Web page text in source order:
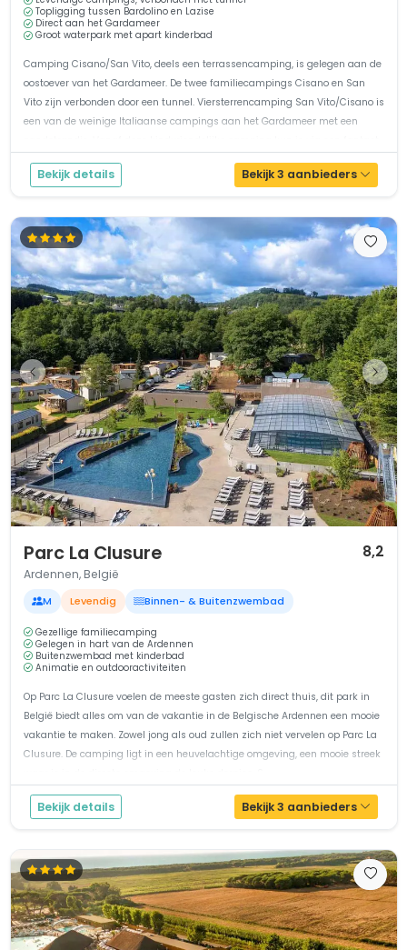
Topligging tussen Bardolino en Lazise
Direct aan het Gardameer
Groot waterpark met apart kinderbad
Camping Cisano/San Vito, deels een terrassencamping, is gelegen aan de
oostoever van het Gardameer. De twee familiecampings Cisano en San
Vito zijn verbonden door een tunnel. Viersterrencamping San Vito/Cisano is
een van de weinige Italiaanse campings aan het Gardameer met een
Bekijk details Bekijk 3 aanbieders
Parc La Clusure 8,2
Ardennen, België
M Levendig Binnen- & Buitenzwembad
Gezellige familiecamping
Gelegen in hart van de Ardennen
Buitenzwembad met kinderbad
Animatie en outdooractiviteiten
Op Parc La Clusure voelen de meeste gasten zich direct thuis, dit park in
België biedt alles om van de vakantie in de Belgische Ardennen een mooie
vakantie te maken. Zowel jong als oud zullen zich niet vervelen op Parc La
Clusure. De camping ligt in een heuvelachtige omgeving, een mooie streek
Bekijk details Bekijk 3 aanbieders